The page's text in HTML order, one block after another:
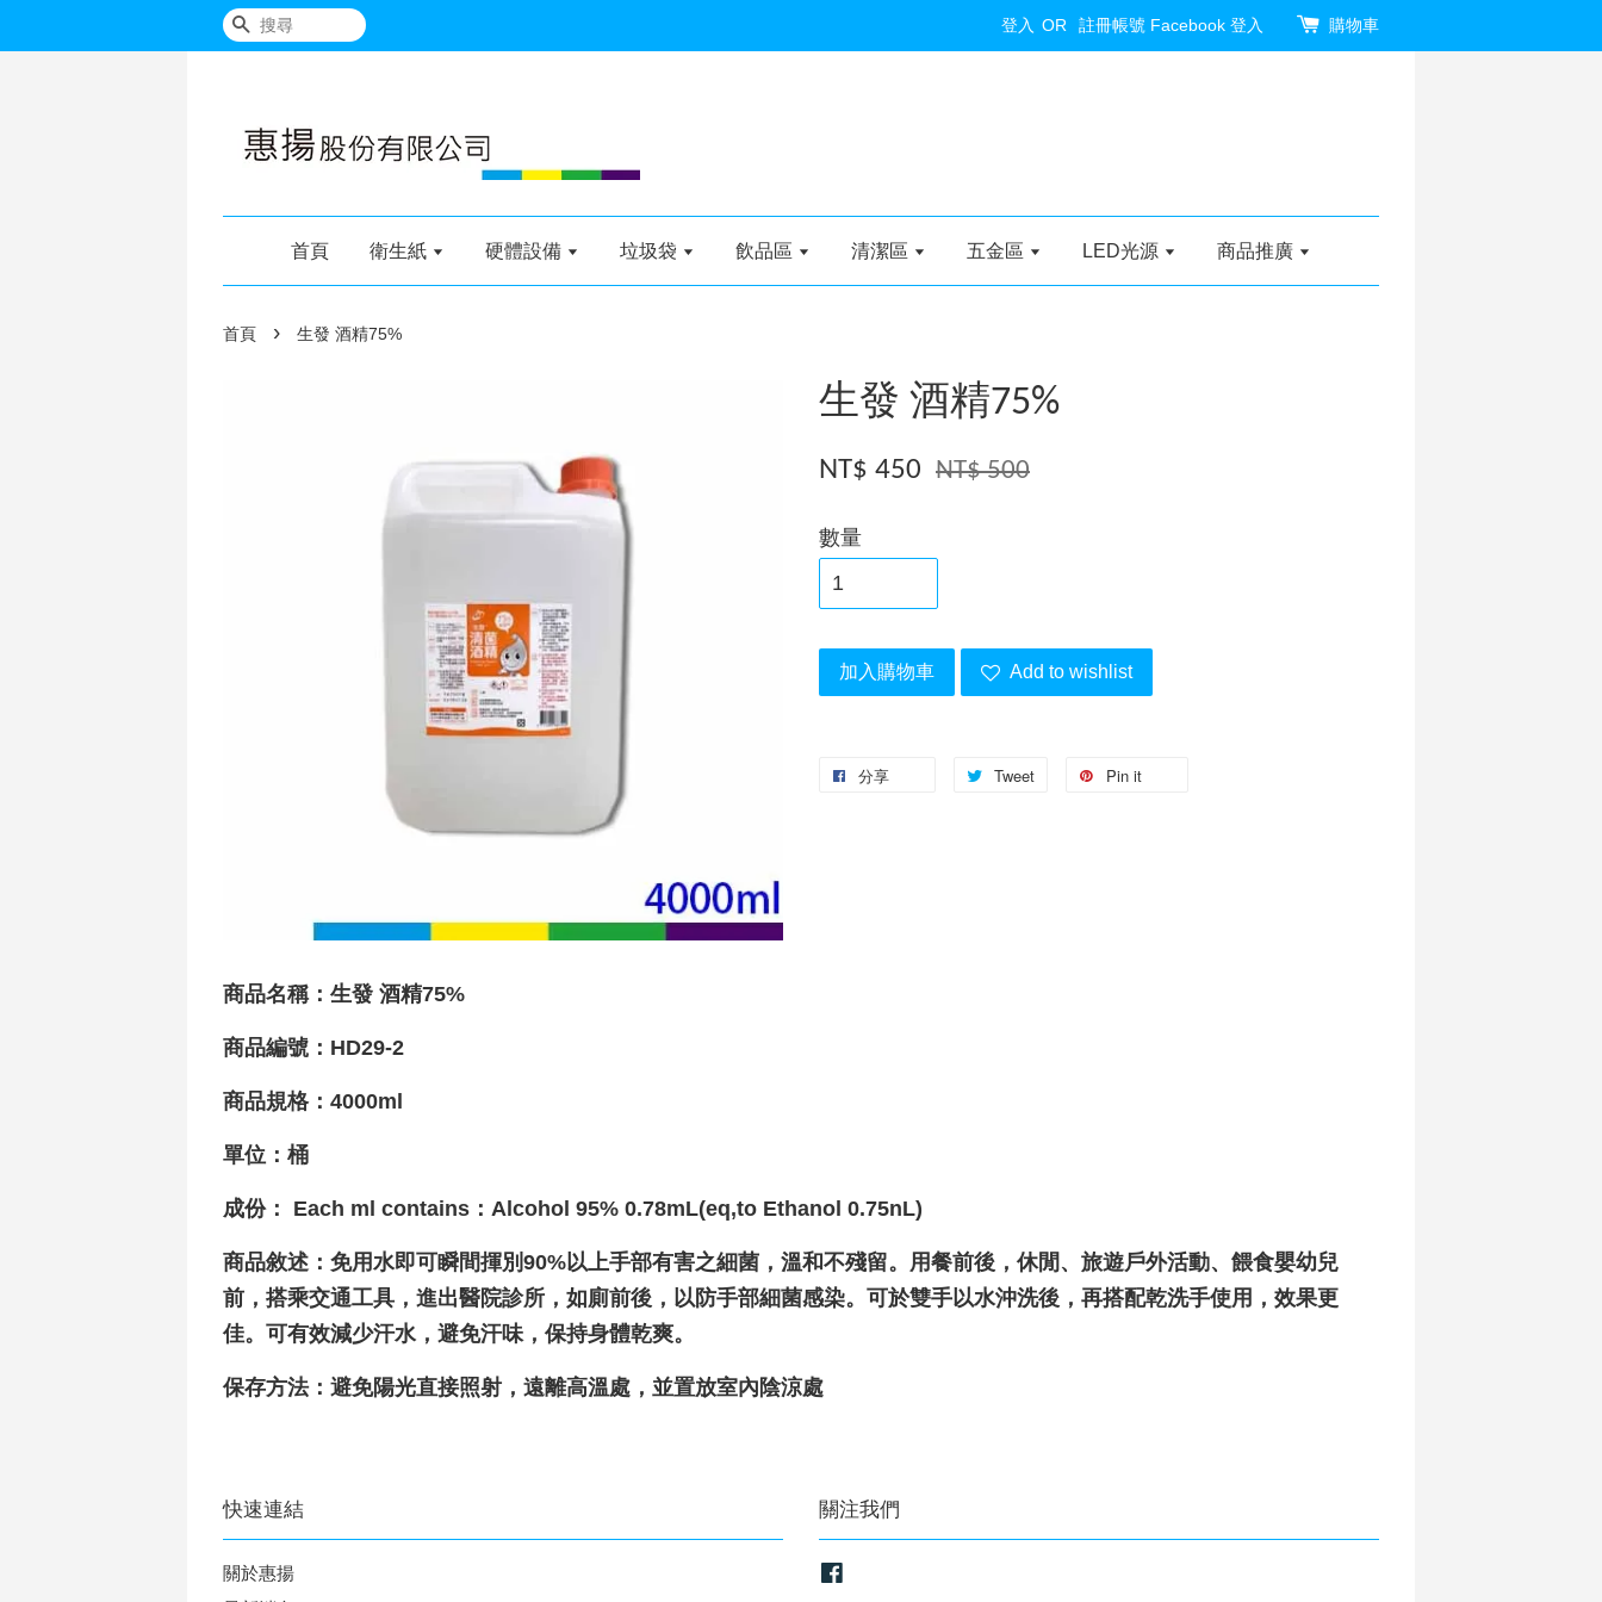
搜尋 登入 OR 註冊帳號 Facebook 登入 購物車
首頁 衛生紙 硬體設備 垃圾袋 飲品區 清潔區 五金區 LED光源 商品推廣
首頁 › 生發 酒精75%
生發 酒精75%
NT$ 450 NT$ 500
數量
加入購物車 Add to wishlist
分享 Tweet Pin it
商品名稱：生發 酒精75%
商品編號：HD29-2
商品規格：4000ml
單位：桶
成份： Each ml contains：Alcohol 95% 0.78mL(eq,to Ethanol 0.75nL)
商品敘述：免用水即可瞬間揮別90%以上手部有害之細菌，溫和不殘留。用餐前後，休閒、旅遊戶外活動、餵食嬰幼兒
前，搭乘交通工具，進出醫院診所，如廁前後，以防手部細菌感染。可於雙手以水沖洗後，再搭配乾洗手使用，效果更
佳。可有效減少汗水，避免汗味，保持身體乾爽。
保存方法：避免陽光直接照射，遠離高溫處，並置放室內陰涼處
快速連結
關於惠揚
關注我們